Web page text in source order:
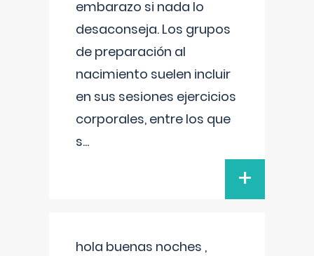
embarazo si nada lo
desaconseja. Los grupos
de preparación al
nacimiento suelen incluir
en sus sesiones ejercicios
corporales, entre los que
s...
+
hola buenas noches ,